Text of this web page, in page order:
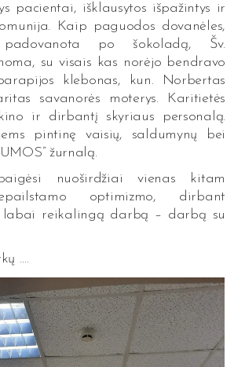
pacientai, išklausytos išpažintys ir
Kaip paguodos dovanėles,
padovanota po šokoladą, Šv.
su visais kas norėjo bendravo
klebonas, kun. Norbertas
savanorės moterys. Karitietės
ir dirbantį skyriaus personalą.
pintinę vaisių, saldumynų bei
žurnalą.
nuoširdžiai vienas kitam
optimizmo, dirbant
labai reikalingą darbą – darbą su
….